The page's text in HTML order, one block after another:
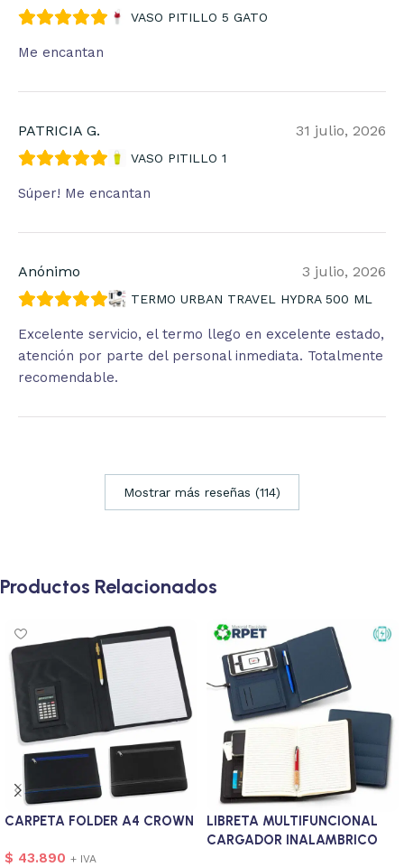
VASO PITILLO 5 GATO
Me encantan
PATRICIA G. 31 julio, 2026
VASO PITILLO 1
Súper! Me encantan
Anónimo 3 julio, 2026
TERMO URBAN TRAVEL HYDRA 500 ML
Excelente servicio, el termo llego en excelente estado,
atención por parte del personal inmediata. Totalmente
recomendable.
Mostrar más reseñas (114)
Productos Relacionados
CARPETA FOLDER A4 CROWN
$ 43.890 + IVA
LIBRETA MULTIFUNCIONAL
CARGADOR INALAMBRICO